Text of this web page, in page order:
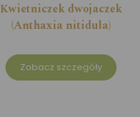
Kwietniczek dwojaczek
(Anthaxia nitidula)
Zobacz szczegóły